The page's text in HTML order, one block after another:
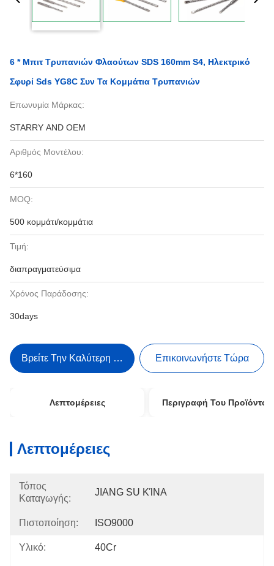
6 * Μπιτ Τρυπανιών Φλαούτων SDS 160mm S4, Ηλεκτρικό
Σφυρί Sds YG8C Συν Τα Κομμάτια Τρυπανιών
Επωνυμία Μάρκας:
STARRY AND OEM
Αριθμός Μοντέλου:
6*160
MOQ:
500 κομμάτι/κομμάτια
Τιμή:
διαπραγματεύσιμα
Χρόνος Παράδοσης:
30days
Βρείτε Την Καλύτερη Τιμή Επικοινωνήστε Τώρα
Λεπτομέρειες Περιγραφή Του Προϊόντος
Λεπτομέρειες
Τόπος
Καταγωγής:
JIANG SU ΚΊΝΑ
Πιστοποίηση: ISO9000
Υλικό: 40Cr